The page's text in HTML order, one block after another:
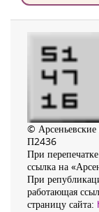
©
П2436
При
ссылка на
При
работающая
страницу сайта: